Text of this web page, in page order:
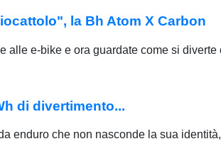
la Bh Atom X Carbon
alle e-bike e ora guardate come si
di divertimento...
enduro che non nasconde la sua